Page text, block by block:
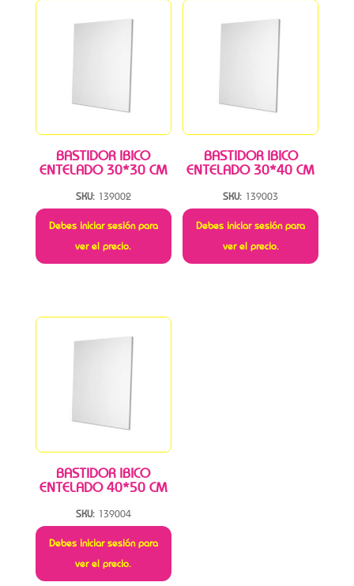
BASTIDOR IBICO
ENTELADO 30*30 CM
SKU: 139002
Debes iniciar sesión para
ver el precio.
BASTIDOR IBICO
ENTELADO 30*40 CM
SKU: 139003
Debes iniciar sesión para
ver el precio.
BASTIDOR IBICO
ENTELADO 40*50 CM
SKU: 139004
Debes iniciar sesión para
ver el precio.